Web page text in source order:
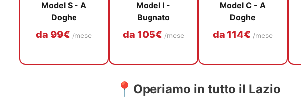
Model S - A
Doghe
da 99€ /mese
Model I -
Bugnato
da 105€ /mese
Model C - A
Doghe
da 114€ /mese
📍 Operiamo in tutto il Lazio